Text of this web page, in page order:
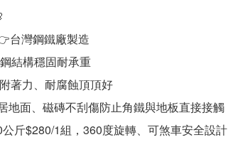
台灣鋼鐵廠製造
結構穩固耐承重
著力、耐腐蝕頂頂好
面、磁磚不刮傷防止角鐵與地板直接接觸
斤$280/1組，360度旋轉、可煞車安全設計